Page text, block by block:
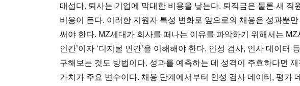
매섭다. 퇴사는 기업에 막대한 비용을 낳는다. 퇴직금은 물론 새 직
비용이 든다. 이러한 지원자 특성 변화로 앞으로의 채용은 성과뿐
써야 한다. MZ세대가 회사를 떠나는 이유를 파악하기 위해서는 MZ
인간’이자 ‘디지털 인간’을 이해해야 한다. 인성 검사, 인사 데이터
구해보는 것도 방법이다. 성과를 예측하는 데 성격이 주효하다면
가치가 주요 변수이다. 채용 단계에서부터 인성 검사 데이터, 평가